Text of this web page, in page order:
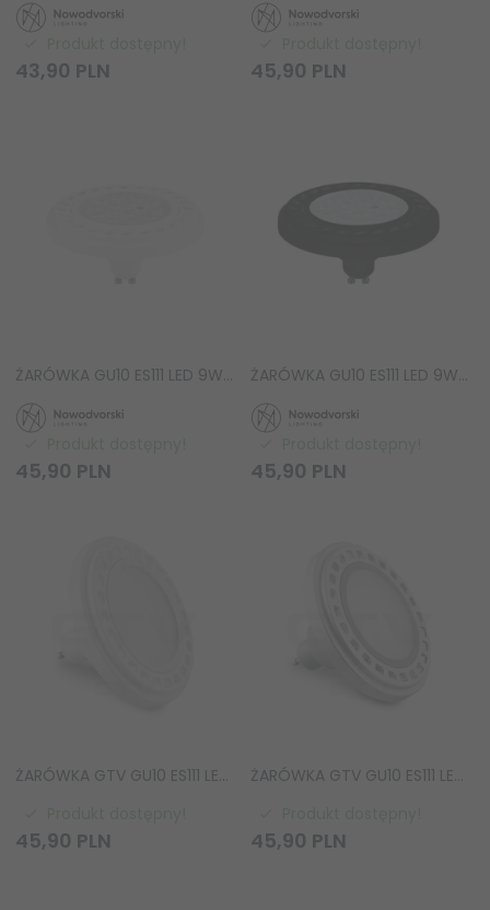
43,90 PLN 45,90 PLN
ŻARÓWKA GU10 ES111 LED 9W 3000K Nowodvorski Lighting 9345 BIAŁA
45,90 PLN
ŻARÓWKA GU10 ES111 LED 9W 3000K Nowodvorski Lighting 9343 CZARNA
45,90 PLN
ŻARÓWKA GTV GU10 ES111 LED 12.5W LD-ES111NW13W120-00 BARWA NEUTRALNA
45,90 PLN
ŻARÓWKA GTV GU10 ES111 LED 12.5W LD-ES111NW13W120-15 BARWA NEUTRALNA
45,90 PLN